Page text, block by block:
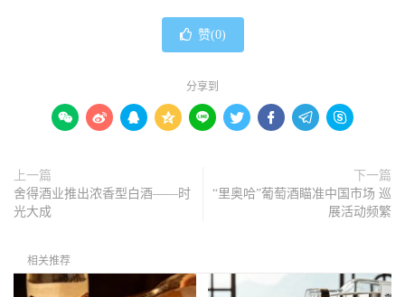
赞(0)
分享到
        
上一篇
舍得酒业推出浓香型白酒——时
光大成
下一篇
“里奥哈”葡萄酒瞄准中国市场 巡
展活动频繁
相关推荐